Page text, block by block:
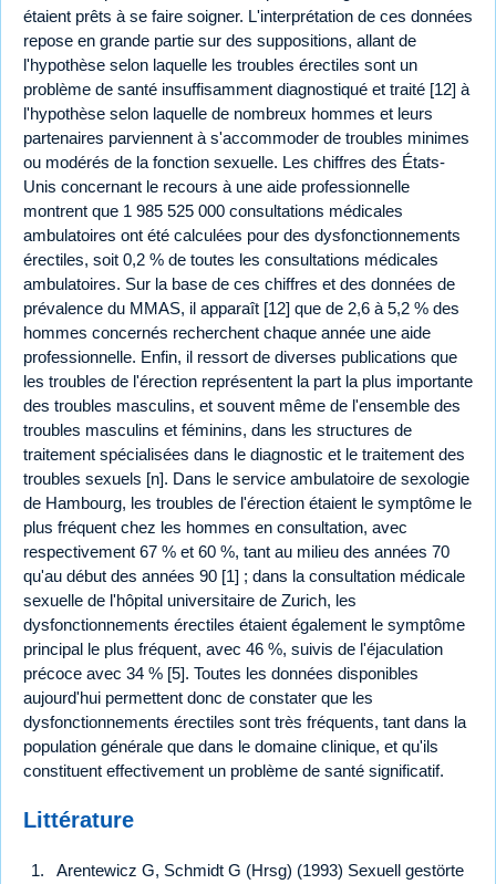
étaient prêts à se faire soigner. L'interprétation de ces données
repose en grande partie sur des suppositions, allant de
l'hypothèse selon laquelle les troubles érectiles sont un
problème de santé insuffisamment diagnostiqué et traité [12] à
l'hypothèse selon laquelle de nombreux hommes et leurs
partenaires parviennent à s'accommoder de troubles minimes
ou modérés de la fonction sexuelle. Les chiffres des États-
Unis concernant le recours à une aide professionnelle
montrent que 1 985 525 000 consultations médicales
ambulatoires ont été calculées pour des dysfonctionnements
érectiles, soit 0,2 % de toutes les consultations médicales
ambulatoires. Sur la base de ces chiffres et des données de
prévalence du MMAS, il apparaît [12] que de 2,6 à 5,2 % des
hommes concernés recherchent chaque année une aide
professionnelle. Enfin, il ressort de diverses publications que
les troubles de l'érection représentent la part la plus importante
des troubles masculins, et souvent même de l'ensemble des
troubles masculins et féminins, dans les structures de
traitement spécialisées dans le diagnostic et le traitement des
troubles sexuels [n]. Dans le service ambulatoire de sexologie
de Hambourg, les troubles de l'érection étaient le symptôme le
plus fréquent chez les hommes en consultation, avec
respectivement 67 % et 60 %, tant au milieu des années 70
qu'au début des années 90 [1] ; dans la consultation médicale
sexuelle de l'hôpital universitaire de Zurich, les
dysfonctionnements érectiles étaient également le symptôme
principal le plus fréquent, avec 46 %, suivis de l'éjaculation
précoce avec 34 % [5]. Toutes les données disponibles
aujourd'hui permettent donc de constater que les
dysfonctionnements érectiles sont très fréquents, tant dans la
population générale que dans le domaine clinique, et qu'ils
constituent effectivement un problème de santé significatif.
Littérature
Arentewicz G, Schmidt G (Hrsg) (1993) Sexuell gestörte